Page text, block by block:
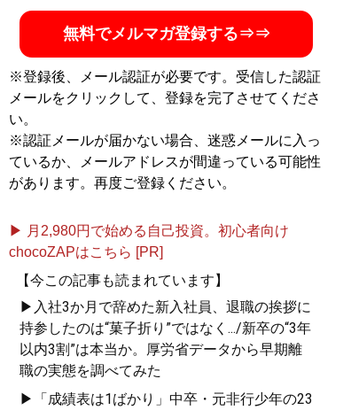
無料でメルマガ登録する⇒⇒
※登録後、メール認証が必要です。受信した認証
メールをクリックして、登録を完了させてくださ
い。
※認証メールが届かない場合、迷惑メールに入っ
ているか、メールアドレスが間違っている可能性
があります。再度ご登録ください。
▶ 月2,980円で始める自己投資。初心者向け
chocoZAPはこちら [PR]
【今この記事も読まれています】
▶入社3か月で辞めた新入社員、退職の挨拶に
持参したのは“菓子折り”ではなく.../新卒の“3年
以内3割”は本当か。厚労省データから早期離
職の実態を調べてみた
▶「成績表は1ばかり」中卒・元非行少年の23